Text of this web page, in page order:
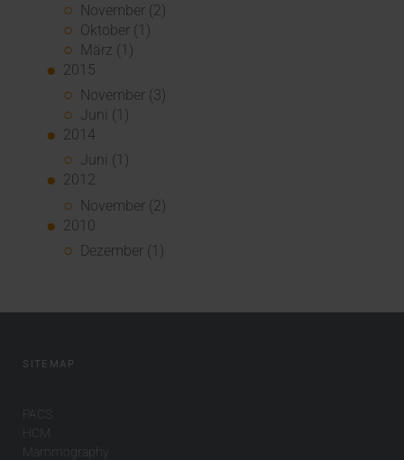
November (2)
Oktober (1)
März (1)
2015
November (3)
Juni (1)
2014
Juni (1)
2012
November (2)
2010
Dezember (1)
SITEMAP
PACS
HCM
Mammography